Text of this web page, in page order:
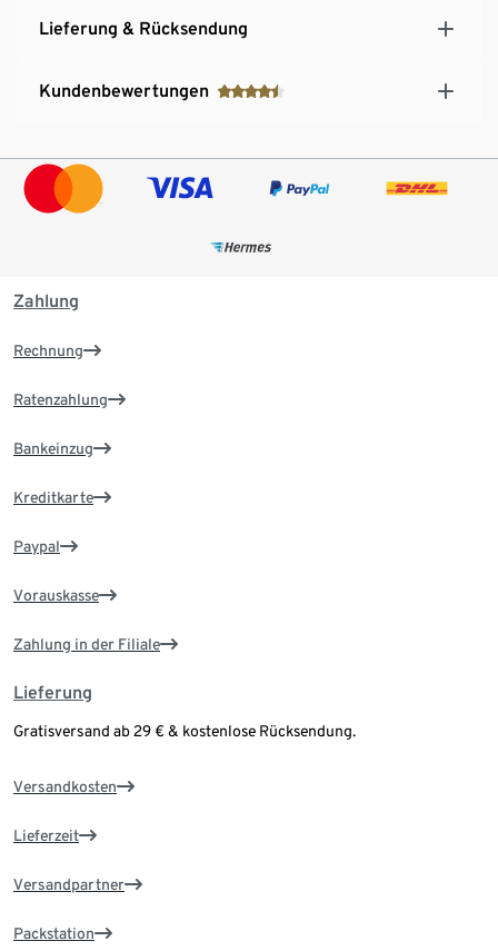
Lieferung & Rücksendung
Kundenbewertungen
Zahlung
Rechnung
Ratenzahlung
Bankeinzug
Kreditkarte
Paypal
Vorauskasse
Zahlung in der Filiale
Lieferung
Gratisversand ab 29 € & kostenlose Rücksendung.
Versandkosten
Lieferzeit
Versandpartner
Packstation